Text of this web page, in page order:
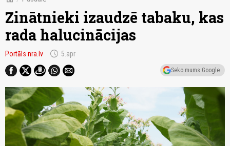
Zinātnieki izaudzē tabaku, kas
rada halucinācijas
Portāls nra.lv schedule 5.apr
Seko mums Google